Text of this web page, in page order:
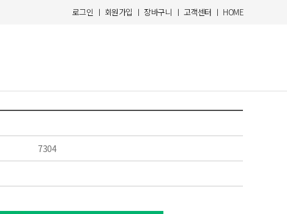
로그인 ㅣ 회원가입 ㅣ 장바구니 ㅣ 고객센터 ㅣ HOME
7304